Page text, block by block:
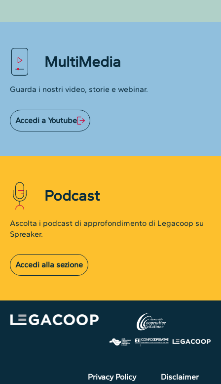
MultiMedia
Guarda i nostri video, storie e webinar.
Accedi a Youtube
Podcast
Ascolta i podcast di approfondimento di Legacoop su
Spreaker.
Accedi alla sezione
Privacy Policy
Disclaimer